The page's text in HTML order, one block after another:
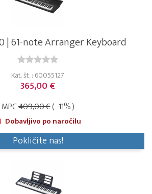
| 61-note Arranger Keyboard
Kat. št. : 60055127
365,00 €
MPC409,00 €( -11% )
Dobavljivo po naročilu
Pokličite nas!